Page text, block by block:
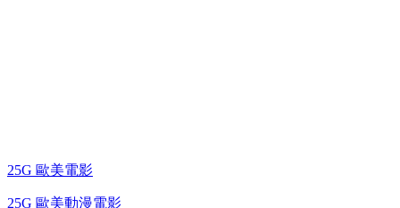
25G 歐美電影
25G 歐美動漫電影